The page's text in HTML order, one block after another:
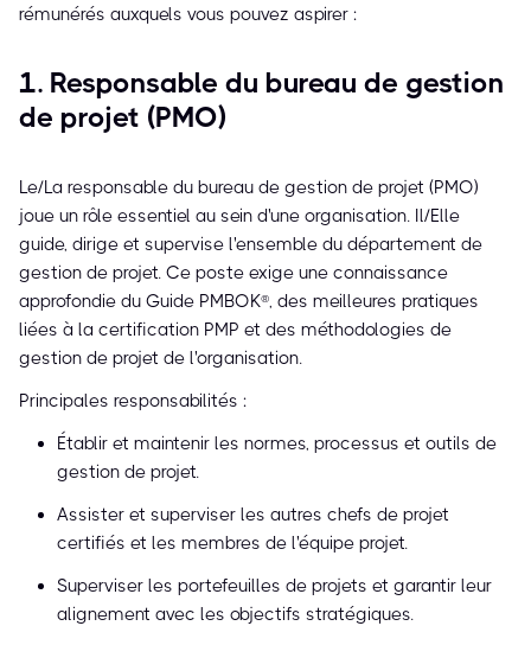
rémunérés auxquels vous pouvez aspirer :
1. Responsable du bureau de gestion
de projet (PMO)
Le/La responsable du bureau de gestion de projet (PMO)
joue un rôle essentiel au sein d'une organisation. Il/Elle
guide, dirige et supervise l'ensemble du département de
gestion de projet. Ce poste exige une connaissance
approfondie du Guide PMBOK®, des meilleures pratiques
liées à la certification PMP et des méthodologies de
gestion de projet de l'organisation.
Principales responsabilités :
Établir et maintenir les normes, processus et outils de
gestion de projet.
Assister et superviser les autres chefs de projet
certifiés et les membres de l'équipe projet.
Superviser les portefeuilles de projets et garantir leur
alignement avec les objectifs stratégiques.